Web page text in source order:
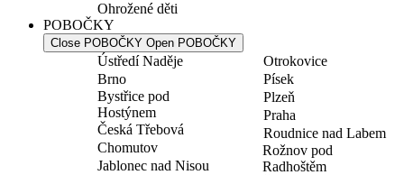
Ohrožené děti
POBOČKY
Close POBOČKY Open POBOČKY
Ústředí Naděje
Brno
Bystřice pod
Hostýnem
Česká Třebová
Chomutov
Jablonec nad Nisou
Otrokovice
Písek
Plzeň
Praha
Roudnice nad Labem
Rožnov pod
Radhoštěm